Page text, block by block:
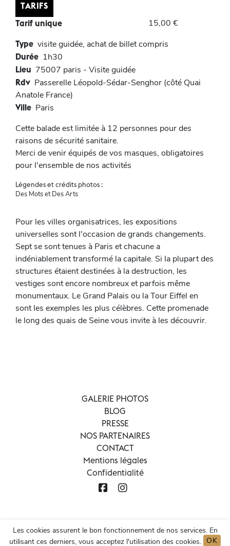
TARIFS
Tarif unique
15,00 €
Type visite guidée, achat de billet compris
Durée 1h30
Lieu 75007 paris - Visite guidée
Rdv Passerelle Léopold-Sédar-Senghor (côté Quai
Anatole France)
Ville Paris
Cette balade est limitée à 12 personnes pour des
raisons de sécurité sanitaire.
Merci de venir équipés de vos masques, obligatoires
pour l'ensemble de nos activités
Légendes et crédits photos :
Des Mots et Des Arts
Pour les villes organisatrices, les expositions
universelles sont l'occasion de grands changements.
Sept se sont tenues à Paris et chacune a
indéniablement transformé la capitale. Si la plupart des
structures étaient destinées à la destruction, les
vestiges sont encore nombreux et parfois même
monumentaux. Le Grand Palais ou la Tour Eiffel en
sont les exemples les plus célèbres. Cette promenade
le long des quais de Seine vous invite à les découvrir.
GALERIE PHOTOS
BLOG
PRESSE
NOS PARTENAIRES
CONTACT
Mentions légales
Confidentialité
Les cookies assurent le bon fonctionnement de nos services. En
utilisant ces derniers, vous acceptez l'utilisation des cookies. OK